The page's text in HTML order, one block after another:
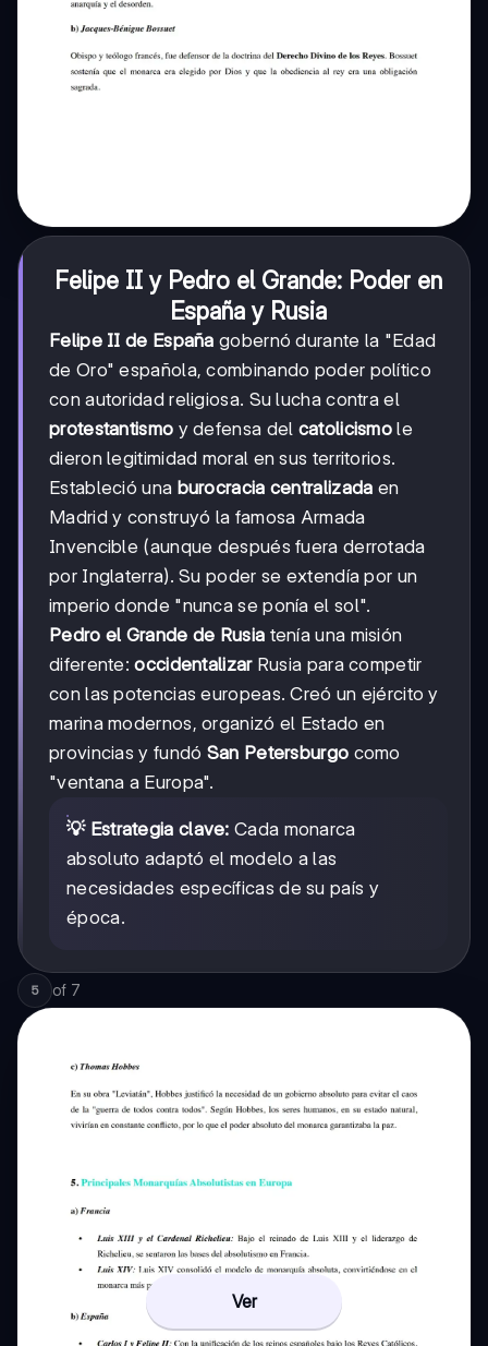
Felipe II y Pedro el Grande: Poder en
España y Rusia
Felipe II de España gobernó durante la "Edad
de Oro" española, combinando poder político
con autoridad religiosa. Su lucha contra el
protestantismo y defensa del catolicismo le
dieron legitimidad moral en sus territorios.
Estableció una burocracia centralizada en
Madrid y construyó la famosa Armada
Invencible (aunque después fuera derrotada
por Inglaterra). Su poder se extendía por un
imperio donde "nunca se ponía el sol".
Pedro el Grande de Rusia tenía una misión
diferente:occidentalizarRusia para competir
con las potencias europeas. Creó un ejército y
marina modernos, organizó el Estado en
provincias y fundó San Petersburgo como
"ventana a Europa".
💡 Estrategia clave: Cada monarca
absoluto adaptó el modelo a las
necesidades específicas de su país y
época.
5 of 7
Ver